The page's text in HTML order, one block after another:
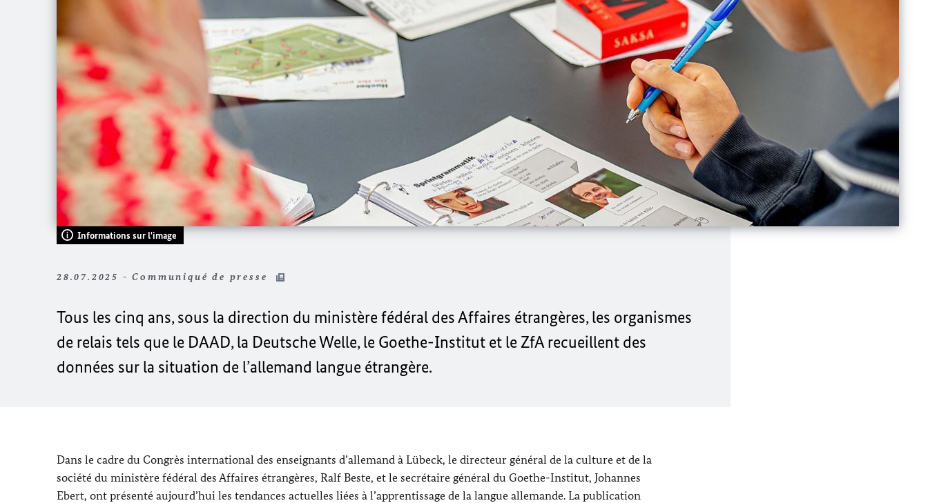
Informations sur l'image
28.07.2025 - Communiqué de presse
Tous les cinq ans, sous la direction du ministère fédéral des Affaires étrangères, les organismes
de relais tels que le DAAD, la Deutsche Welle, le Goethe-Institut et le ZfA recueillent des
données sur la situation de l’allemand langue étrangère.
Dans le cadre du Congrès international des enseignants d’allemand à Lübeck, le directeur général de la culture et de la
société du ministère fédéral des Affaires étrangères, Ralf Beste, et le secrétaire général du Goethe-Institut, Johannes
Ebert, ont présenté aujourd’hui les tendances actuelles liées à l’apprentissage de la langue allemande. La publication